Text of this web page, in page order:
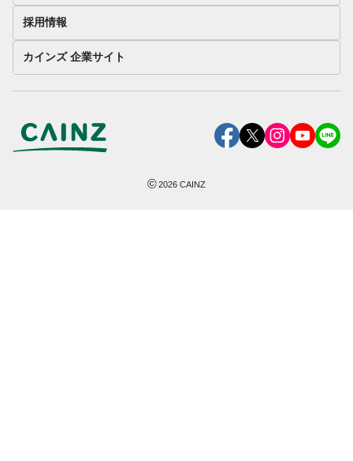
採用情報
カインズ 企業サイト
©2026 CAINZ